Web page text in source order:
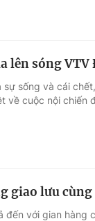
lên sóng VTV
sống và cái
về cuộc nội chiến
giao lưu cùng
với gian hàng